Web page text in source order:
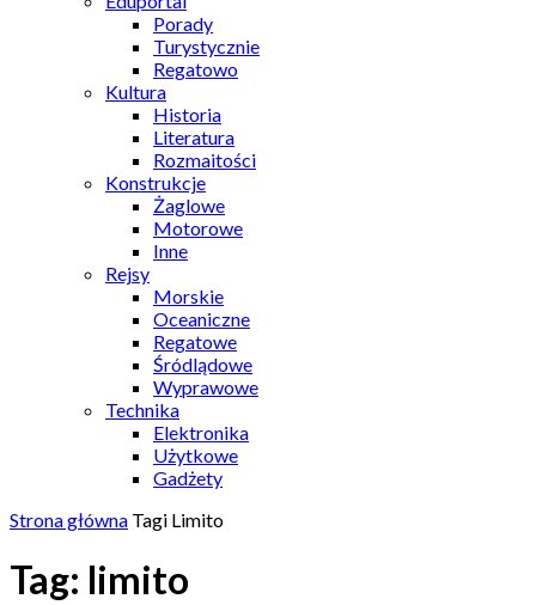
Porady
Turystycznie
Regatowo
Kultura
Historia
Literatura
Rozmaitości
Konstrukcje
Żaglowe
Motorowe
Inne
Rejsy
Morskie
Oceaniczne
Regatowe
Śródlądowe
Wyprawowe
Technika
Elektronika
Użytkowe
Gadżety
Strona główna Tagi Limito
Tag: limito